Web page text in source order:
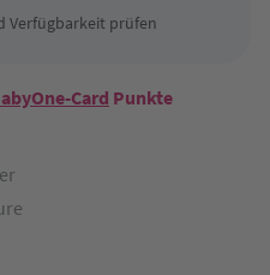
Verfügbarkeit prüfen
Card Punkte